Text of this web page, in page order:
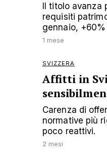
Il titolo avanza
requisiti
gennaio, +60%
1 mese
SVIZZERA
Affitti in
Carenza di
normative più
poco reattivi.
2 mesi